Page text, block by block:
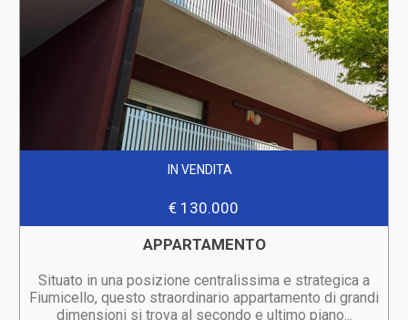
IN VENDITA
€ 130.000
APPARTAMENTO
Situato in una posizione centralissima e strategica a
Fiumicello, questo straordinario appartamento di grandi
dimensioni si trova al secondo e ultimo piano...